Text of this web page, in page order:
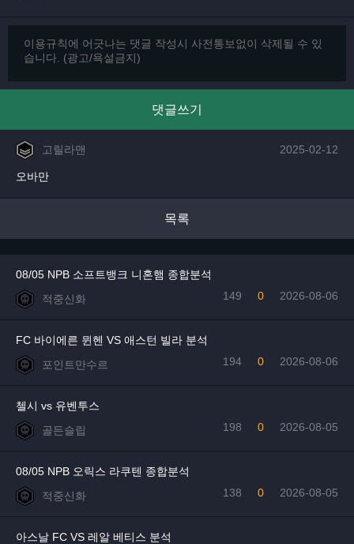
댓글쓰기
고릴라맨 2025-02-12
오바만
목록
08/05 NPB 소프트뱅크 니혼햄 종합분석
적중신화
2026-08-06
0
149
FC 바이에른 뮌헨 VS 애스턴 빌라 분석
포인트만수르
2026-08-06
0
194
첼시 vs 유벤투스
골든슬립
2026-08-05
0
198
08/05 NPB 오릭스 라쿠텐 종합분석
적중신화
2026-08-05
0
138
아스날 FC VS 레알 베티스 분석